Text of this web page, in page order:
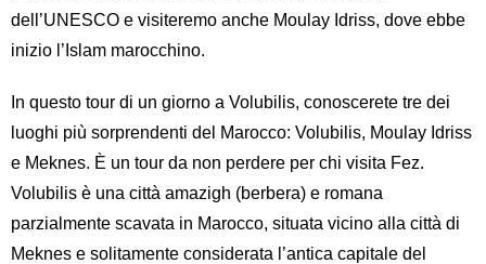
dell’UNESCO e visiteremo anche Moulay Idriss, dove ebbe
inizio l’Islam marocchino.
In questo tour di un giorno a Volubilis, conoscerete tre dei
luoghi più sorprendenti del Marocco: Volubilis, Moulay Idriss
e Meknes. È un tour da non perdere per chi visita Fez.
Volubilis è una città amazigh (berbera) e romana
parzialmente scavata in Marocco, situata vicino alla città di
Meknes e solitamente considerata l’antica capitale del